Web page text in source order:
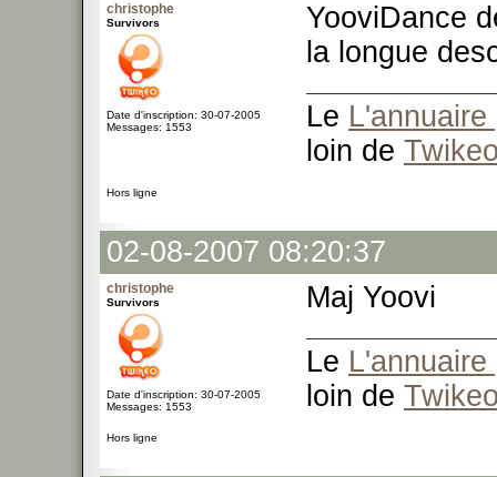
christophe
Survivors
Date d'inscription: 30-07-2005
Messages: 1553
YooviDance
la longue
Le L'annuaire
loin de
Hors ligne
02-08-2007 08:20:37
christophe
Survivors
Date d'inscription: 30-07-2005
Messages: 1553
Maj Yoovi
Le L'annuaire
loin de
Hors ligne